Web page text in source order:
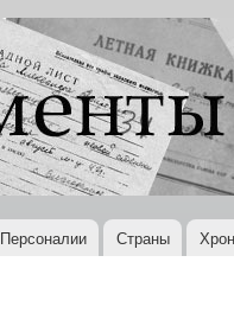
Персоналии Страны